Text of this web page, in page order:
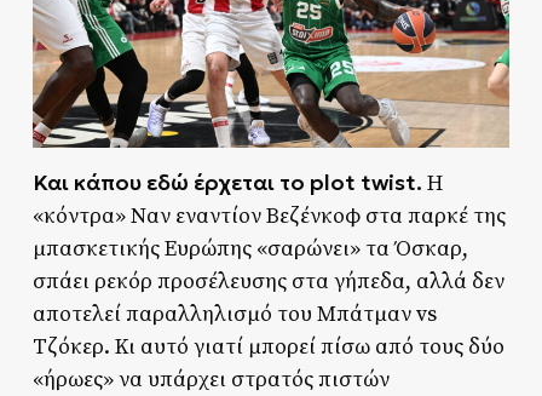
Και κάπου εδώ έρχεται το plot twist. Η
«κόντρα» Ναν εναντίον Βεζένκοφ στα παρκέ της
μπασκετικής Ευρώπης «σαρώνει» τα Όσκαρ,
σπάει ρεκόρ προσέλευσης στα γήπεδα, αλλά δεν
αποτελεί παραλληλισμό του Μπάτμαν vs
Τζόκερ. Κι αυτό γιατί μπορεί πίσω από τους δύο
«ήρωες» να υπάρχει στρατός πιστών